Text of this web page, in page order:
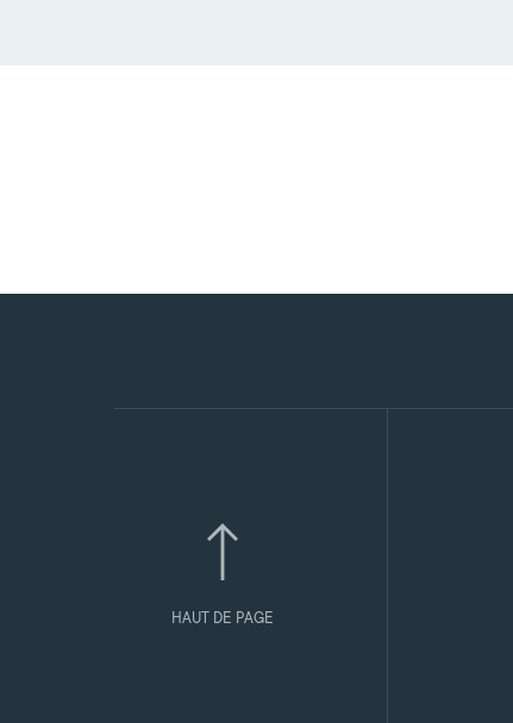
HAUT DE PAGE